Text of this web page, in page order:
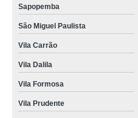
Sapopemba
São Miguel Paulista
Vila Carrão
Vila Dalila
Vila Formosa
Vila Prudente